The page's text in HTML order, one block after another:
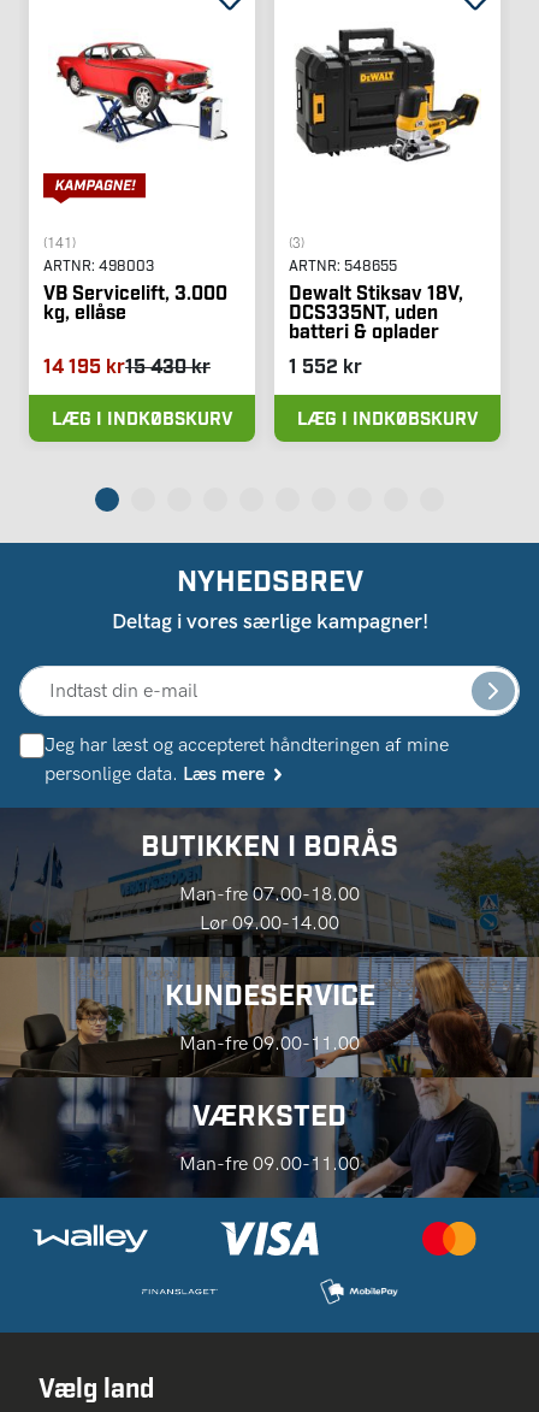
(141)
ARTNR: 498003
VB Servicelift, 3.000
kg, ellåse
14 195 kr15 430 kr
LÆG I INDKØBSKURV
(3)
ARTNR: 548655
Dewalt Stiksav 18V,
DCS335NT, uden
batteri & oplader
1 552 kr
LÆG I INDKØBSKURV
NYHEDSBREV
Deltag i vores særlige kampagner!
Jeg har læst og accepteret håndteringen af ​​mine
personlige data. Læs mere
BUTIKKEN I BORÅS
Man-fre 07.00-18.00
Lør 09.00-14.00
KUNDESERVICE
Man-fre 09.00-11.00
VÆRKSTED
Man-fre 09.00-11.00
Vælg land